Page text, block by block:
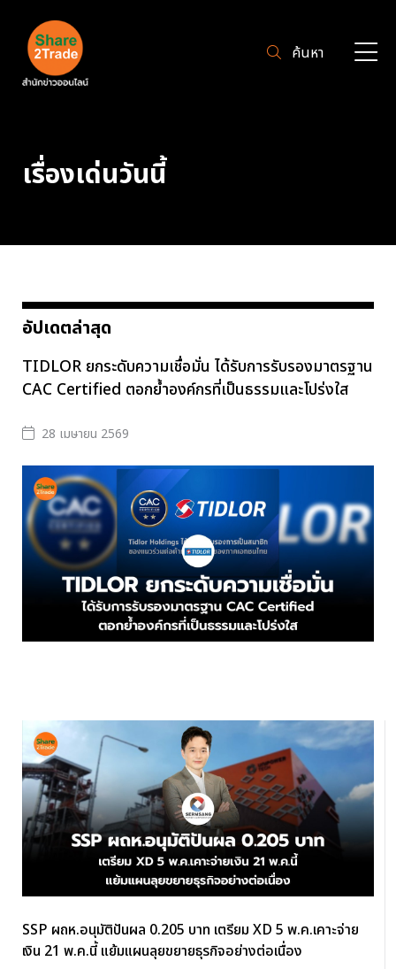
ค้นหา
เรื่องเด่นวันนี้
อัปเดตล่าสุด
TIDLOR ยกระดับความเชื่อมั่น ได้รับการรับรองมาตรฐาน
CAC Certified ตอกย้ำองค์กรที่เป็นธรรมและโปร่งใส
28 เมษายน 2569
SSP ผถห.อนุมัติปันผล 0.205 บาท เตรียม XD 5 พ.ค.เคาะจ่าย
เงิน 21 พ.ค.นี้ แย้มแผนลุยขยายธุรกิจอย่างต่อเนื่อง